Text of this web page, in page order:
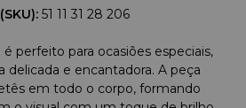
51 11 31 28 206
perfeito para ocasiões especiais,
e encantadora. A peça
em todo o corpo, formando